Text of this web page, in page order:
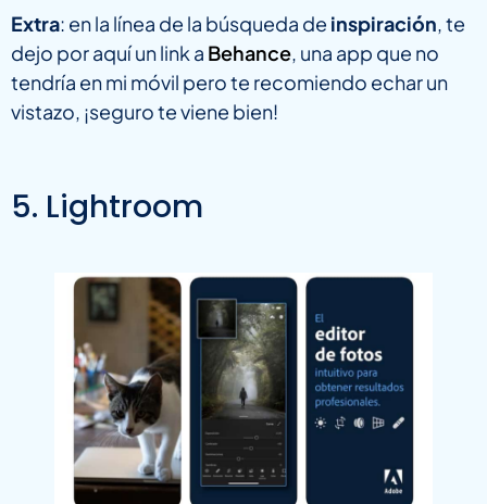
Extra: en la línea de la búsqueda de inspiración , te
dejo por aquí un link a Behance , una app que no
tendría en mi móvil pero te recomiendo echar un
vistazo, ¡seguro te viene bien!
5. Lightroom